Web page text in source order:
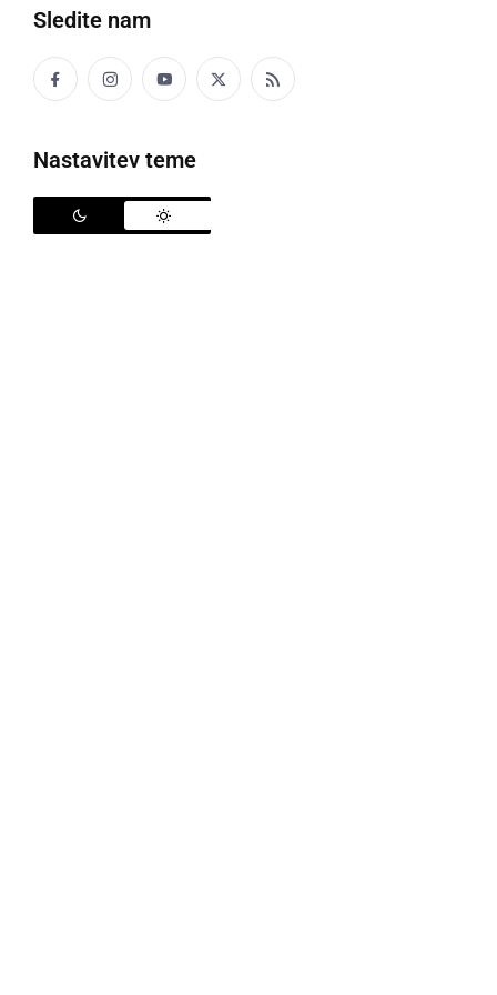
Sledite nam
Nastavitev teme
Družabno
Črna kronika
Kultura
Šport